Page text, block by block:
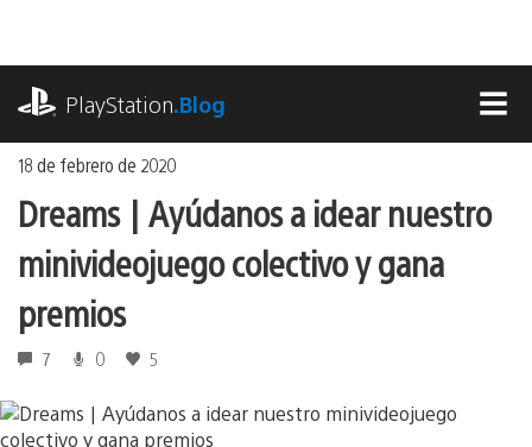
contenido
PlayStation.Blog
18 de febrero de 2020
Dreams | Ayúdanos a idear nuestro
minivideojuego colectivo y gana
premios
7 0 5